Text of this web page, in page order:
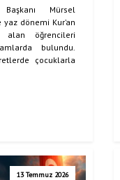
Mürsel
yaz dönemi Kur’an
alan öğrencileri
bulundu.
çocuklarla
13 Temmuz 2026